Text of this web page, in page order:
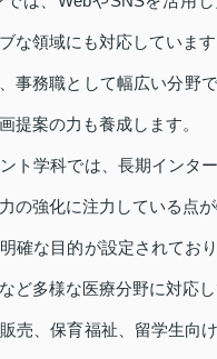
な領域にも対応しています
事務職として幅広い分野
提案の力も養成します。
ト学科では、長期インタ
の強化に注力している点が
確な目的が設定されてお
ど多様な医療分野に対応し
売、保育福祉、留学生向